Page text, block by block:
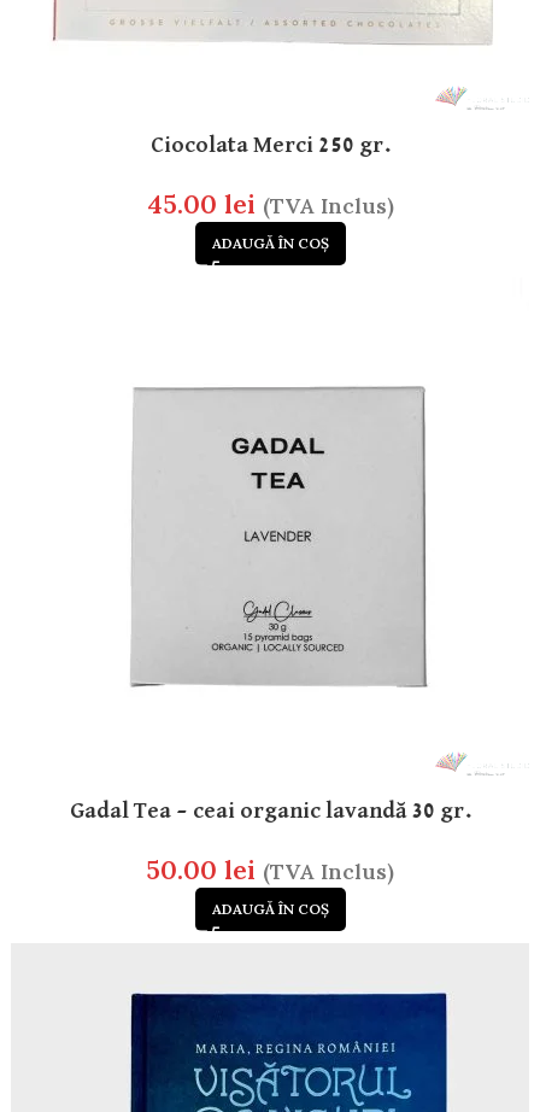
Ciocolata Merci 250 gr.
45.00 lei (TVA Inclus)
ADAUGĂ ÎN COȘ
Gadal Tea – ceai organic lavandă 30 gr.
50.00 lei (TVA Inclus)
ADAUGĂ ÎN COȘ